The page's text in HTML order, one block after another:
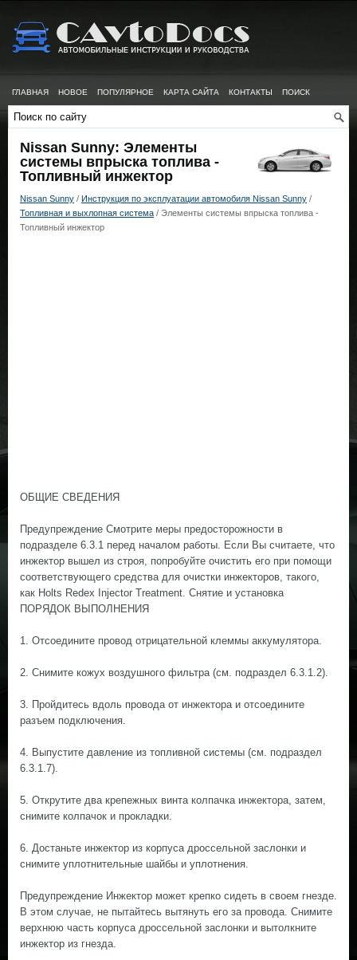
ГЛАВНАЯ НОВОЕ ПОПУЛЯРНОЕ КАРТА САЙТА КОНТАКТЫ ПОИСК
Nissan Sunny: Элементы
системы впрыска топлива -
Топливный инжектор
Nissan Sunny / Инструкция по эксплуатации автомобиля Nissan Sunny /
Топливная и выхлопная система / Элементы системы впрыска топлива -
Топливный инжектор
ОБЩИЕ СВЕДЕНИЯ
Предупреждение Смотрите меры предосторожности в
подразделе 6.3.1 перед началом работы. Если Вы считаете, что
инжектор вышел из строя, попробуйте очистить его при помощи
соответствующего средства для очистки инжекторов, такого,
как Holts Redex Injector Treatment. Снятие и установка
ПОРЯДОК ВЫПОЛНЕНИЯ
1. Отсоедините провод отрицательной клеммы аккумулятора.
2. Снимите кожух воздушного фильтра (см. подраздел 6.3.1.2).
3. Пройдитесь вдоль провода от инжектора и отсоедините
разъем подключения.
4. Выпустите давление из топливной системы (см. подраздел
6.3.1.7).
5. Открутите два крепежных винта колпачка инжектора, затем,
снимите колпачок и прокладки.
6. Достаньте инжектор из корпуса дроссельной заслонки и
снимите уплотнительные шайбы и уплотнения.
Предупреждение Инжектор может крепко сидеть в своем гнезде.
В этом случае, не пытайтесь вытянуть его за провода. Снимите
верхнюю часть корпуса дроссельной заслонки и вытолкните
инжектор из гнезда.